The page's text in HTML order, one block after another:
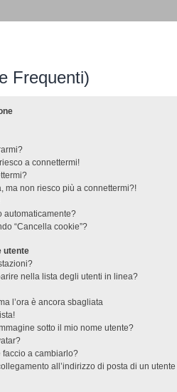
Frequenti)
a connettermi!
ma non riesco più a connettermi?!
automaticamente?
“Cancella cookie”?
utente
nella lista degli utenti in linea?
l’ora è ancora sbagliata
sotto il mio nome utente?
a cambiarlo?
all’indirizzo di posta di un